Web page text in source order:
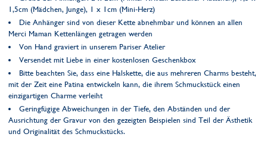
1,5cm (Mädchen, Junge), 1 x 1cm (Mini-Herz)
Die Anhänger sind von dieser Kette abnehmbar und können an allen
Merci Maman Kettenlängen getragen werden
Von Hand graviert in unserem Pariser Atelier
Versendet mit Liebe in einer kostenlosen Geschenkbox
Bitte beachten Sie, dass eine Halskette, die aus mehreren Charms besteht,
mit der Zeit eine Patina entwickeln kann, die ihrem Schmuckstück einen
einzigartigen Charme verleiht
Geringfügige Abweichungen in der Tiefe, den Abständen und der
Ausrichtung der Gravur von den gezeigten Beispielen sind Teil der Ästhetik
und Originalität des Schmuckstücks.